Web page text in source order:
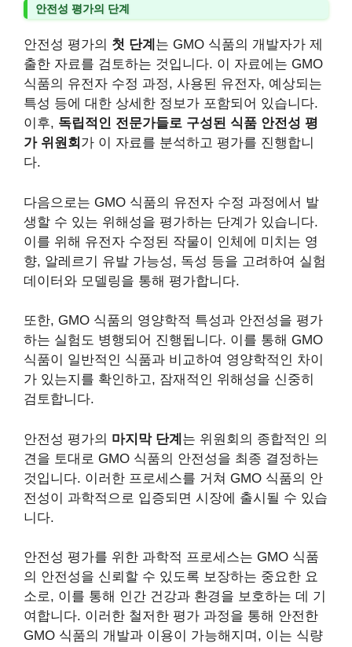
안전성 평가의 단계
안전성 평가의 첫 단계 는 GMO 식품의 개발자가 제
출한 자료를 검토하는 것입니다. 이 자료에는 GMO
식품의 유전자 수정 과정, 사용된 유전자, 예상되는
특성 등에 대한 상세한 정보가 포함되어 있습니다.
이후, 독립적인 전문가들로 구성된 식품 안전성 평
가 위원회 가 이 자료를 분석하고 평가를 진행합니
다.
다음으로는 GMO 식품의 유전자 수정 과정에서 발
생할 수 있는 위해성을 평가하는 단계가 있습니다.
이를 위해 유전자 수정된 작물이 인체에 미치는 영
향, 알레르기 유발 가능성, 독성 등을 고려하여 실험
데이터와 모델링을 통해 평가합니다.
또한, GMO 식품의 영양학적 특성과 안전성을 평가
하는 실험도 병행되어 진행됩니다. 이를 통해 GMO
식품이 일반적인 식품과 비교하여 영양학적인 차이
가 있는지를 확인하고, 잠재적인 위해성을 신중히
검토합니다.
안전성 평가의 마지막 단계 는 위원회의 종합적인 의
견을 토대로 GMO 식품의 안전성을 최종 결정하는
것입니다. 이러한 프로세스를 거쳐 GMO 식품의 안
전성이 과학적으로 입증되면 시장에 출시될 수 있습
니다.
안전성 평가를 위한 과학적 프로세스는 GMO 식품
의 안전성을 신뢰할 수 있도록 보장하는 중요한 요
소로, 이를 통해 인간 건강과 환경을 보호하는 데 기
여합니다. 이러한 철저한 평가 과정을 통해 안전한
GMO 식품의 개발과 이용이 가능해지며, 이는 식량